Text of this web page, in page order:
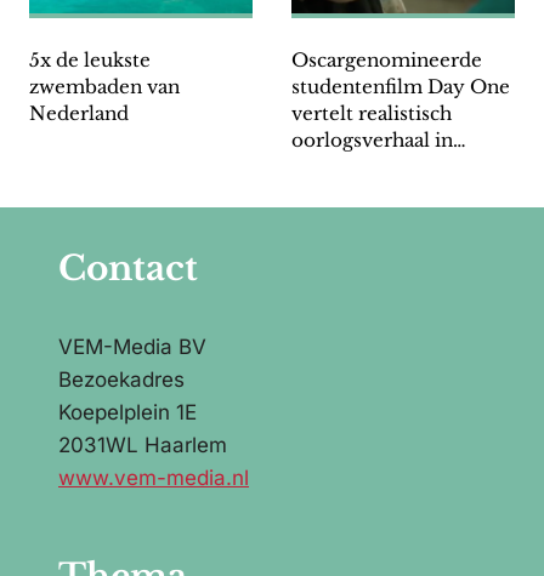
5x de leukste
zwembaden van
Nederland
Oscargenomineerde
studentenfilm Day One
vertelt realistisch
oorlogsverhaal in
Contact
VEM-Media BV
Bezoekadres
Koepelplein 1E
2031WL Haarlem
www.vem-media.nl